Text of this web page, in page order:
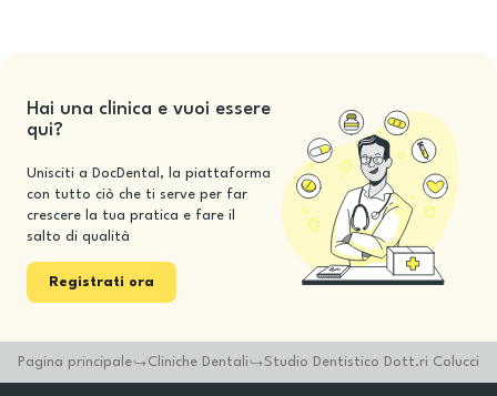
Hai una clinica e vuoi essere
qui?
Unisciti a DocDental, la piattaforma
con tutto ciò che ti serve per far
crescere la tua pratica e fare il
salto di qualità
Registrati ora
Pagina principale Cliniche Dentali Studio Dentistico Dott.ri Colucci